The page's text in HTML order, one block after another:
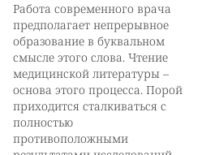
Работа современного врача
предполагает непрерывное
образование в буквальном
смысле этого слова. Чтение
медицинской литературы –
основа этого процесса. Порой
приходится сталкиваться с
полностью
противоположными